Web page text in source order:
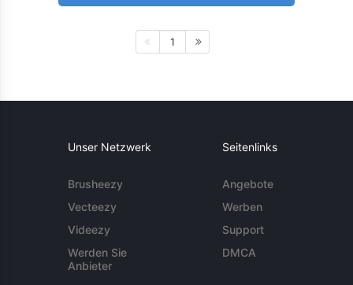
1
Unser Netzwerk
Brusheezy
Vecteezy
Videezy
Werden Sie
Anbieter
Seitenlinks
Angebote
Werben
Support
DMCA